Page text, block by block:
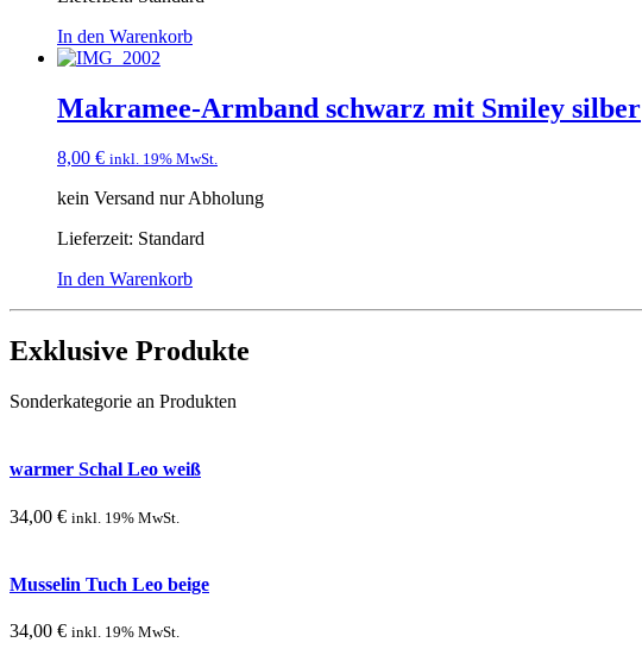
In den Warenkorb
Makramee-Armband schwarz mit Smiley silber
8,00 € inkl. 19% MwSt.
kein Versand nur Abholung
Lieferzeit: Standard
In den Warenkorb
Exklusive Produkte
Sonderkategorie an Produkten
warmer Schal Leo weiß
34,00 € inkl. 19% MwSt.
Musselin Tuch Leo beige
34,00 € inkl. 19% MwSt.